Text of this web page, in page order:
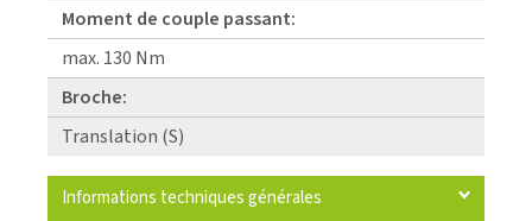
Moment de couple passant:
max. 130 Nm
Broche:
Translation (S)
Informations techniques générales